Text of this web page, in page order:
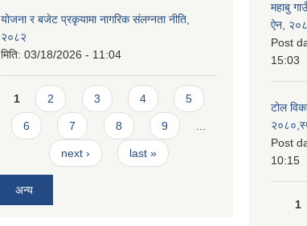
योजना र बजेट प्रकृयामा नागरिक संलग्नता नीति,
२०८२
मिति: 03/18/2026 - 11:04
Pages
1 2 3 4 5
6 7 8 9
next › last »
अन्य
महाबु
ऐन,
Post
15:03
टोल
Post
10:15
1